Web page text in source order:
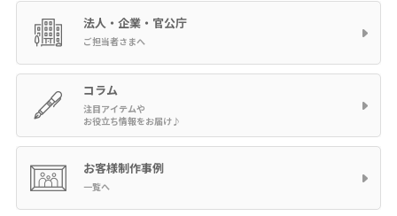
法人・企業・官公庁
ご担当者さまへ
コラム
注目アイテムや
お役立ち情報をお届け♪
お客様制作事例
一覧へ